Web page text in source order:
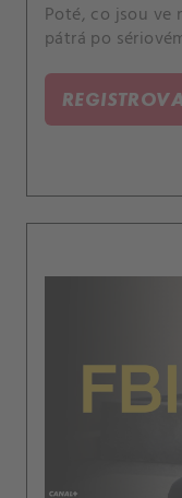
Poté, co jsou ve
pátrá po